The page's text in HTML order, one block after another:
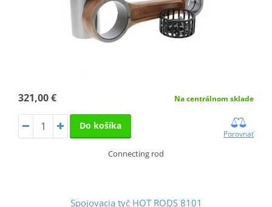
321,00 € Na centrálnom sklade
Do košíka
Porovnať
Connecting rod
Spojovacia tyč HOT RODS 8101